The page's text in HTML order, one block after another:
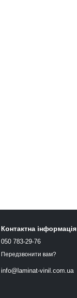
Контактна інформація
050 783-29-76
Передзвонити вам?
info@laminat-vinil.com.ua